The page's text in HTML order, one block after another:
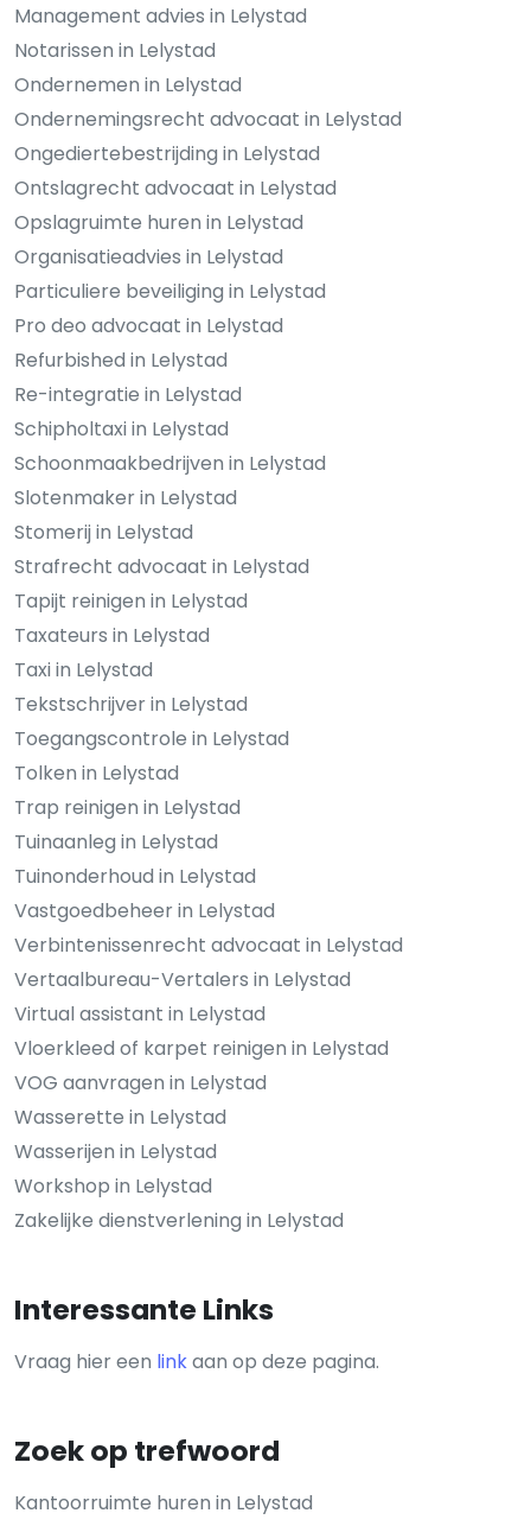
Management advies in Lelystad
Notarissen in Lelystad
Ondernemen in Lelystad
Ondernemingsrecht advocaat in Lelystad
Ongediertebestrijding in Lelystad
Ontslagrecht advocaat in Lelystad
Opslagruimte huren in Lelystad
Organisatieadvies in Lelystad
Particuliere beveiliging in Lelystad
Pro deo advocaat in Lelystad
Refurbished in Lelystad
Re-integratie in Lelystad
Schipholtaxi in Lelystad
Schoonmaakbedrijven in Lelystad
Slotenmaker in Lelystad
Stomerij in Lelystad
Strafrecht advocaat in Lelystad
Tapijt reinigen in Lelystad
Taxateurs in Lelystad
Taxi in Lelystad
Tekstschrijver in Lelystad
Toegangscontrole in Lelystad
Tolken in Lelystad
Trap reinigen in Lelystad
Tuinaanleg in Lelystad
Tuinonderhoud in Lelystad
Vastgoedbeheer in Lelystad
Verbintenissenrecht advocaat in Lelystad
Vertaalbureau-Vertalers in Lelystad
Virtual assistant in Lelystad
Vloerkleed of karpet reinigen in Lelystad
VOG aanvragen in Lelystad
Wasserette in Lelystad
Wasserijen in Lelystad
Workshop in Lelystad
Zakelijke dienstverlening in Lelystad
Interessante Links
Vraag hier een linkaan op deze pagina.
Zoek op trefwoord
Kantoorruimte huren in Lelystad